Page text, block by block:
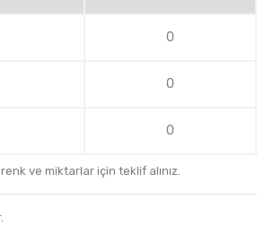
0
0
0
ve miktarlar için teklif alınız.